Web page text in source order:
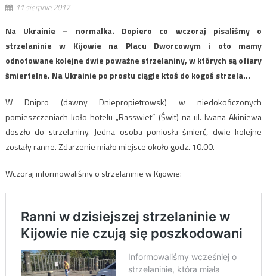
11 sierpnia 2017
Na Ukrainie – normalka. Dopiero co wczoraj pisaliśmy o
strzelaninie w Kijowie na Placu Dworcowym i oto mamy
odnotowane kolejne dwie poważne strzelaniny, w których są ofiary
śmiertelne. Na Ukrainie po prostu ciągle ktoś do kogoś strzela…
W Dnipro (dawny Dniepropietrowsk) w niedokończonych
pomieszczeniach koło hotelu „Rasswiet” (Świt) na ul. Iwana Akiniewa
doszło do strzelaniny. Jedna osoba poniosła śmierć, dwie kolejne
zostały ranne. Zdarzenie miało miejsce około godz. 10.00.
Wczoraj informowaliśmy o strzelaninie w Kijowie: